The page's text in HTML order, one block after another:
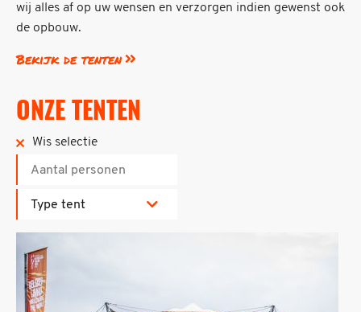
wij alles af op uw wensen en verzorgen indien gewenst ook
de opbouw.
Bekijk de tenten
ONZE TENTEN
Wis selectie
Type tent